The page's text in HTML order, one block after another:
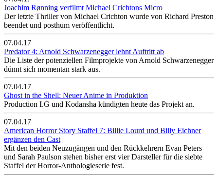
Joachim Rønning verfilmt Michael Crichtons Micro
Der letzte Thriller von Michael Crichton wurde von Richard Preston
beendet und posthum veröffentlicht.
07.04.17
Predator 4: Arnold Schwarzenegger lehnt Auftritt ab
Die Liste der potenziellen Filmprojekte von Arnold Schwarzenegger
dünnt sich momentan stark aus.
07.04.17
Ghost in the Shell: Neuer Anime in Produktion
Production I.G und Kodansha kündigten heute das Projekt an.
07.04.17
American Horror Story Staffel 7: Billie Lourd und Billy Eichner
ergänzen den Cast
Mit den beiden Neuzugängen und den Rückkehrern Evan Peters
und Sarah Paulson stehen bisher erst vier Darsteller für die siebte
Staffel der Horror-Anthologieserie fest.